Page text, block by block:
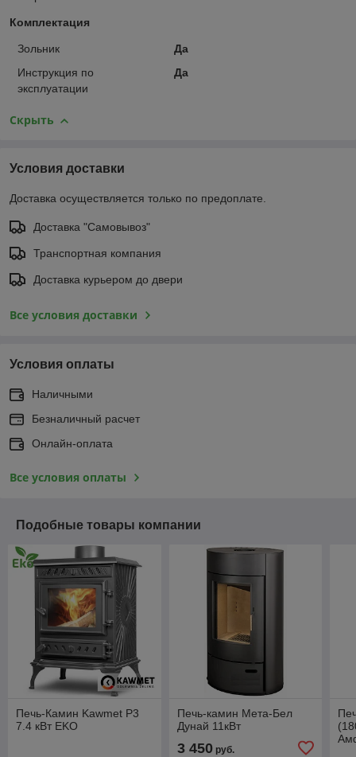
Комплектация
Зольник
Да
Инструкция по
эксплуатации
Да
Скрыть
Условия доставки
Доставка осуществляется только по предоплате.
Доставка "Самовывоз"
Транспортная компания
Доставка курьером до двери
Все условия доставки
Условия оплаты
Наличными
Безналичный расчет
Онлайн-оплата
Все условия оплаты
Подобные товары компании
Печь-Камин Kawmet P3
7.4 кВт EKO
Печь-камин Мета-Бел
Дунай 11кВт
3 450руб.